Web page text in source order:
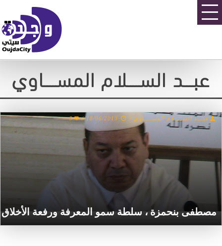
عبـــد الســــلام المســــاوي
مصطفى بنحمزة ، سلطة سمو المعرفة ورفعة الأخلاق
عبـــد الســــلام المســــاوي /
18/06/2013
/
3